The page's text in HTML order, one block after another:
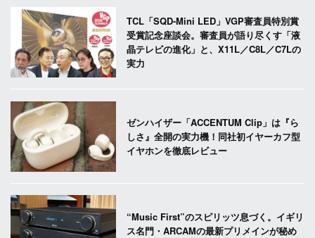
TCL「SQD-Mini LED」VGP審査員特別賞
受賞記念座談会。審査員が語り尽くす「液
晶テレビの進化」と、X11L／C8L／C7Lの
実力
ゼンハイザー「ACCENTUM Clip」は『ら
しさ』全開の実力機！同社初イヤーカフ型
イヤホンを徹底レビュー
“Music First”のスピリッツ息づく。イギリ
ス名門・ARCAMの最新プリメインが秘め